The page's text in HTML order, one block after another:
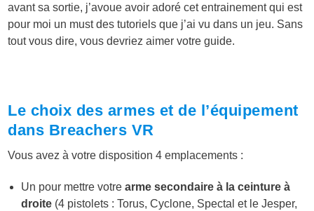
avant sa sortie, j’avoue avoir adoré cet entrainement qui est
pour moi un must des tutoriels que j’ai vu dans un jeu. Sans
tout vous dire, vous devriez aimer votre guide.
Le choix des armes et de l’équipement
dans Breachers VR
Vous avez à votre disposition 4 emplacements :
Un pour mettre votre arme secondaire à la ceinture à
droite (4 pistolets : Torus, Cyclone, Spectal et le Jesper,